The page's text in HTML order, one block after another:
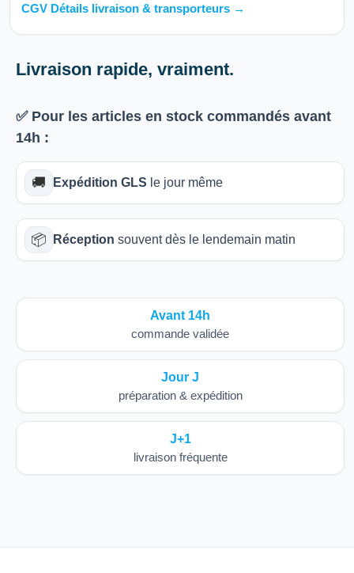
CGV Détails livraison & transporteurs →
Livraison rapide, vraiment.
✅ Pour les articles en stock commandés avant
14h :
🚚 Expédition GLS le jour même
📦 Réception souvent dès le lendemain matin
Avant 14h
commande validée
Jour J
préparation & expédition
J+1
livraison fréquente